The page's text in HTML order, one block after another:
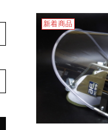
新着商品